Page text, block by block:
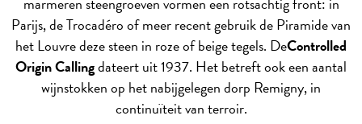
Parijs, de Trocadéro of meer recent gebruik de Piramide van
het Louvre deze steen in roze of beige tegels. DeControlled
Origin Callingdateert uit 1937. Het betreft ook een aantal
wijnstokken op het nabijgelegen dorp Remigny, in
continuïteit van terroir.